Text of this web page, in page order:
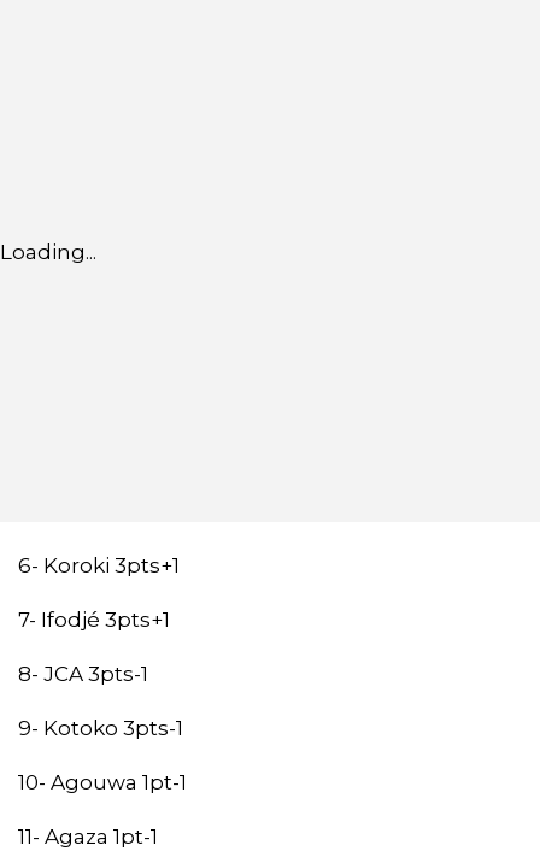
Loading...
6- Koroki 3pts+1
7- Ifodjé 3pts+1
8- JCA 3pts-1
9- Kotoko 3pts-1
10- Agouwa 1pt-1
11- Agaza 1pt-1